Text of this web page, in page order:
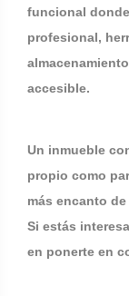
funcional
profesional,
accesible.
Un inmueble
propio como
más encanto
Si estás
en ponerte en